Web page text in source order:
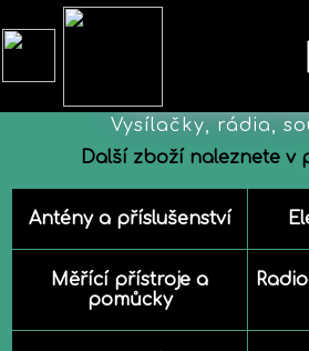
Vysílačky, rádia,
Další zboží naleznete v
Antény a příslušenství
Měřící přístroje a
pomůcky